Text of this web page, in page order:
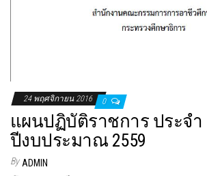
24 พฤศจิกายน 2016 0
แผนปฏิบัติราชการ ประจำ
ปีงบประมาณ 2559
By ADMIN